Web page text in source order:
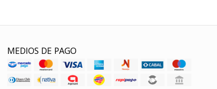
MEDIOS DE PAGO